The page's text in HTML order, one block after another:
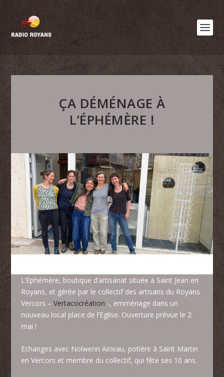
ÇA DÉMÉNAGE À
L’ÉPHÉMÈRE !
L’Ephémère, boutique d’artisanat située à Saint Jean en
Royans, et gérée par le collectif des artisans du Royans
Vercors –Vertacocréation -, emménage dans un
nouveau local place de l’Eglise. Ouverture prévue le 2
mai !
Echanges avec Nolwenn Airieau, potière à Saint Martin
en Vercors et membre du collectif, qui fête ses 10 ans.